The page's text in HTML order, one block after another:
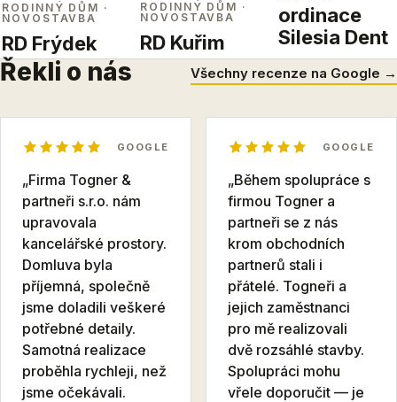
RODINNÝ DŮM ·
NOVOSTAVBA
RD Frýdek
RODINNÝ DŮM ·
NOVOSTAVBA
RD Kuřim
ordinace
Silesia Dent
Řekli o nás Všechny recenze na Google →
GOOGLE
„Firma Togner &
partneři s.r.o. nám
upravovala
kancelářské prostory.
Domluva byla
příjemná, společně
jsme doladili veškeré
potřebné detaily.
Samotná realizace
proběhla rychleji, než
jsme očekávali.
GOOGLE
„Během spolupráce s
firmou Togner a
partneři se z nás
krom obchodních
partnerů stali i
přátelé. Togneři a
jejich zaměstnanci
pro mě realizovali
dvě rozsáhlé stavby.
Spolupráci mohu
vřele doporučit — je